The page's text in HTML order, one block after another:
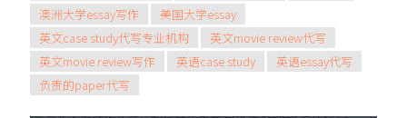
澳洲大学essay写作
美国大学essay
英文case study代写专业机构
英文movie review代写
英文movie review写作
英语case study
英语essay代写
负责的paper代写
2025年5月28日
专业文章评论代写，助您轻松掌握
Article Review 写作技巧
2025年5月21日
深度解析：什么是个人散文
（Personal Essay）？全面指导助
你掌握写作技巧